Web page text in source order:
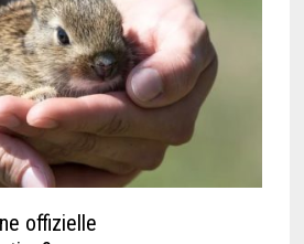
offizielle